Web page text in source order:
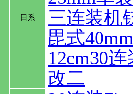
日系
三连装机
毘式
12cm30
改二